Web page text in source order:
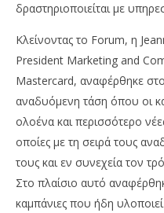
δραστηριοποιείται με
Κλείνοντας το Forum, η
President Marketing and
Mastercard, αναφέρθηκε
αναδυόμενη τάση όπου οι
ολοένα και περισσότερο
οποίες με τη σειρά τους
τους και εν συνεχεία τον
Στο πλαίσιο αυτό
καμπάνιες που ήδη